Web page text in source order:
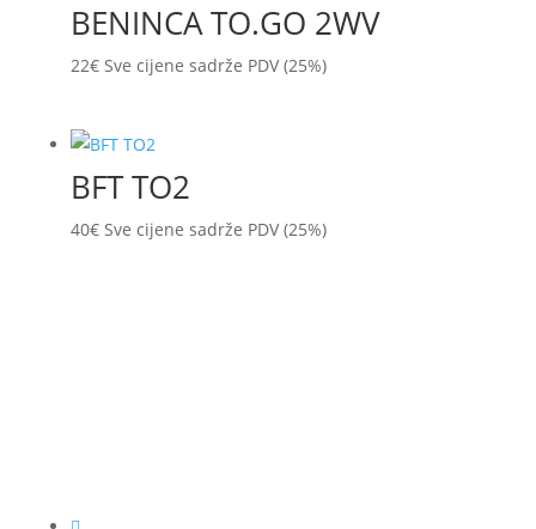
BENINCA TO.GO 2WV
22€ Sve cijene sadrže PDV (25%)
BFT TO2
40€ Sve cijene sadrže PDV (25%)